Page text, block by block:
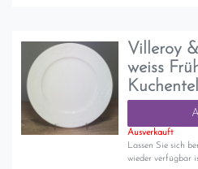
Villeroy
weiss
Ausverkauft
Lassen Sie sich
wieder verfügbar